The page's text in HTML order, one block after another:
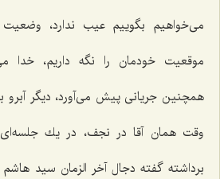
می‌خواهیم بگوییم عیب ندارد،
موقعیت خودمان را نگه داریم، خدا
همچنین جریانی پیش می‌آورد، دیگر آبرو
وقت همان آقا در نجف، در یك
برداشته گفته دجال آخر الزمان سید